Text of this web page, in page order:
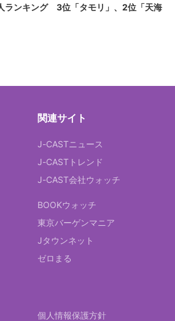
ランキング 3位「タモリ」、2位「天海
関連サイト
J-CASTニュース
J-CASTトレンド
J-CAST会社ウォッチ
BOOKウォッチ
東京バーゲンマニア
Jタウンネット
ゼロまる
個人情報保護方針